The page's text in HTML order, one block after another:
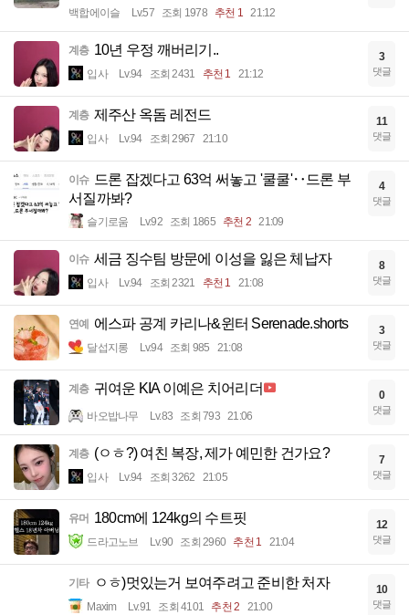
백합에이슬 Lv.57 조회 1978 추천 1 21:12
계층 10년 우정 깨버리기..
입사 Lv.94 조회 2431 추천 1 21:12
3
댓글
계층 제주산 옥돔 레전드
입사 Lv.94 조회 2967 21:10
11
댓글
이슈 드론 잡겠다고 63억 써놓고 '쿨쿨'‥드론 부
서질까봐?
슬기로움 Lv.92 조회 1865 추천 2 21:09
4
댓글
이슈 세금 징수팀 방문에 이성을 잃은 체납자
입사 Lv.94 조회 2321 추천 1 21:08
8
댓글
연예 에스파 공계 카리나&윈터 Serenade.shorts
달섭지롱 Lv.94 조회 985 21:08
3
댓글
계층 귀여운 KIA 이예은 치어리더
바오밥나무 Lv.83 조회 793 21:06
0
댓글
계층 (ㅇㅎ?) 여친 복장, 제가 예민한 건가요?
입사 Lv.94 조회 3262 21:05
7
댓글
유머 180cm에 124kg의 수트핏
드라고노브 Lv.90 조회 2960 추천 1 21:04
12
댓글
기타 ㅇㅎ)멋있는거 보여주려고 준비한 처자
Maxim Lv.91 조회 4101 추천 2 21:00
10
댓글